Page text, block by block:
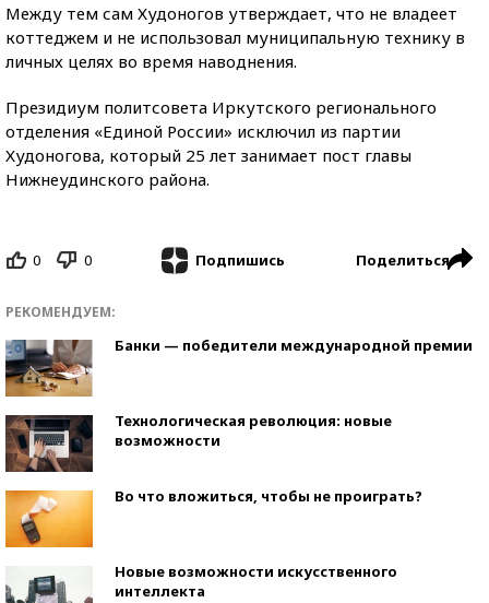
Между тем сам Худоногов утверждает, что не владеет
коттеджем и не использовал муниципальную технику в
личных целях во время наводнения.
Президиум политсовета Иркутского регионального
отделения «Единой России» исключил из партии
Худоногова, который 25 лет занимает пост главы
Нижнеудинского района.
0 0 Подпишись Поделиться
РЕКОМЕНДУЕМ:
Банки — победители международной премии
Технологическая революция: новые
возможности
Во что вложиться, чтобы не проиграть?
Новые возможности искусственного
интеллекта